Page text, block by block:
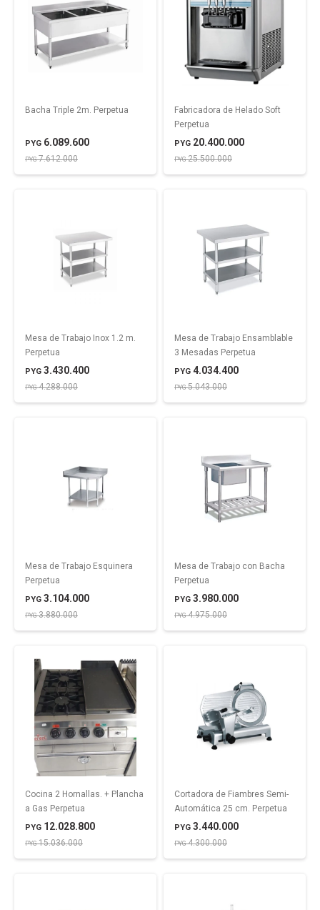
Bacha Triple 2m. Perpetua
PYG 6.089.600
PYG7.612.000
Fabricadora de Helado Soft
Perpetua
PYG 20.400.000
PYG25.500.000
Mesa de Trabajo Inox 1.2 m.
Perpetua
PYG 3.430.400
PYG4.288.000
Mesa de Trabajo Ensamblable
3 Mesadas Perpetua
PYG 4.034.400
PYG5.043.000
Mesa de Trabajo Esquinera
Perpetua
PYG 3.104.000
PYG3.880.000
Mesa de Trabajo con Bacha
Perpetua
PYG 3.980.000
PYG4.975.000
Cocina 2 Hornallas. + Plancha
a Gas Perpetua
PYG 12.028.800
PYG15.036.000
Cortadora de Fiambres Semi-
Automática 25 cm. Perpetua
PYG 3.440.000
PYG4.300.000